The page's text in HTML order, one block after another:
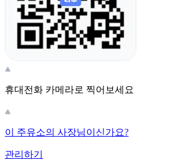
휴대전화 카메라로 찍어보세요
이 주유소의 사장님이신가요?
관리하기